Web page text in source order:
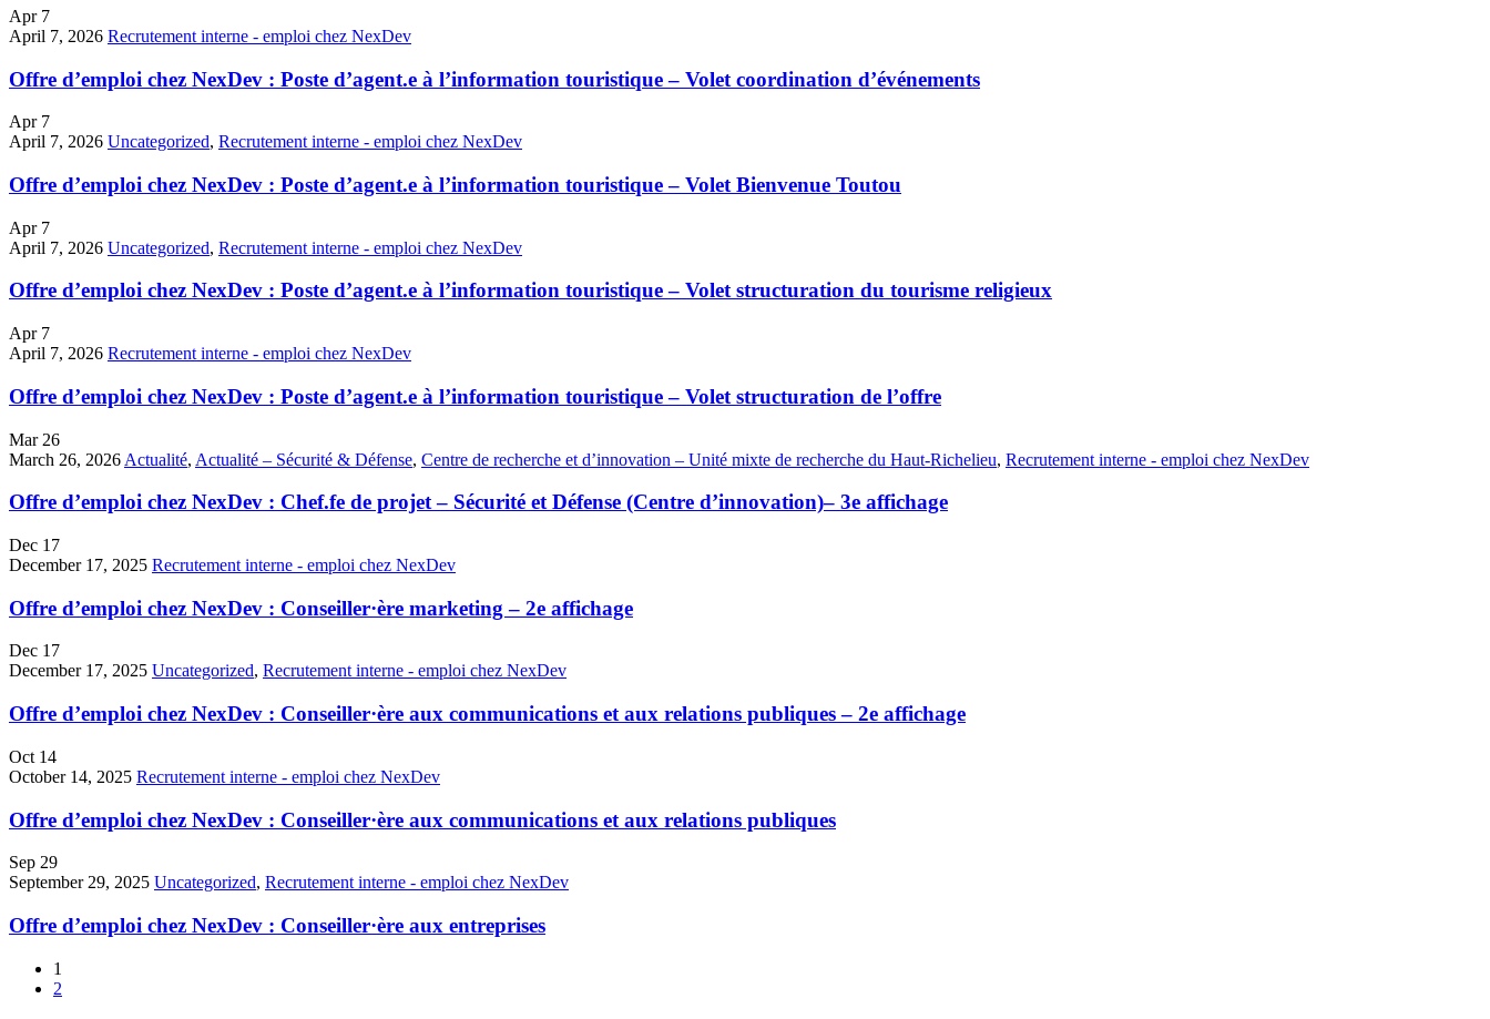
Apr 7
April 7, 2026 Recrutement interne - emploi chez NexDev
Offre d’emploi chez NexDev : Poste d’agent.e à l’information touristique – Volet coordination d’événements
Apr 7
April 7, 2026 Uncategorized, Recrutement interne - emploi chez NexDev
Offre d’emploi chez NexDev : Poste d’agent.e à l’information touristique – Volet Bienvenue Toutou
Apr 7
April 7, 2026 Uncategorized, Recrutement interne - emploi chez NexDev
Offre d’emploi chez NexDev : Poste d’agent.e à l’information touristique – Volet structuration du tourisme religieux
Apr 7
April 7, 2026 Recrutement interne - emploi chez NexDev
Offre d’emploi chez NexDev : Poste d’agent.e à l’information touristique – Volet structuration de l’offre
Mar 26
March 26, 2026 Actualité, Actualité – Sécurité & Défense, Centre de recherche et d’innovation – Unité mixte de recherche du Haut-Richelieu, Recrutement interne - emploi chez NexDev
Offre d’emploi chez NexDev : Chef.fe de projet – Sécurité et Défense (Centre d’innovation)– 3e affichage
Dec 17
December 17, 2025 Recrutement interne - emploi chez NexDev
Offre d’emploi chez NexDev : Conseiller·ère marketing – 2e affichage
Dec 17
December 17, 2025 Uncategorized, Recrutement interne - emploi chez NexDev
Offre d’emploi chez NexDev : Conseiller·ère aux communications et aux relations publiques – 2e affichage
Oct 14
October 14, 2025 Recrutement interne - emploi chez NexDev
Offre d’emploi chez NexDev : Conseiller·ère aux communications et aux relations publiques
Sep 29
September 29, 2025 Uncategorized, Recrutement interne - emploi chez NexDev
Offre d’emploi chez NexDev : Conseiller·ère aux entreprises
1
2